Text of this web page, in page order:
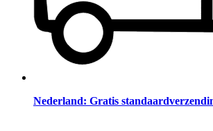
Nederland: Gratis